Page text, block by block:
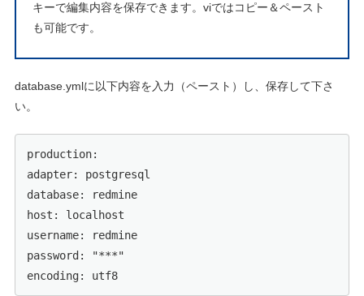
キーで編集内容を保存できます。viではコピー＆ペースト
も可能です。
database.ymlに以下内容を入力（ペースト）し、保存して下さ
い。
production:
adapter: postgresql
database: redmine
host: localhost
username: redmine
password: "***"
encoding: utf8